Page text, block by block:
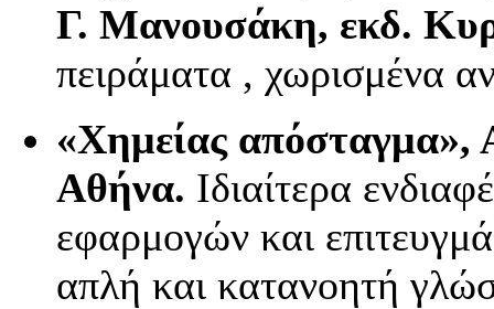
Γ. Μανουσάκη, εκδ.
πειράματα , χωρισμένα
«Χημείας απόσταγμα»,
Αθήνα. Ιδιαίτερα
εφαρμογών και
απλή και κατανοητή